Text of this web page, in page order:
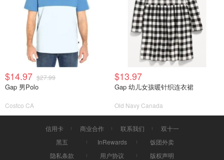
$14.97 $27.99
Gap 男Polo
Costco CA
$13.97
Gap 幼儿女孩暖针织连衣裙
Old Navy Canada
信用卡 商业合作 联系我们
双十一
黑五
InRewards
饭团外卖
隐私条款
用户协议 版权声明